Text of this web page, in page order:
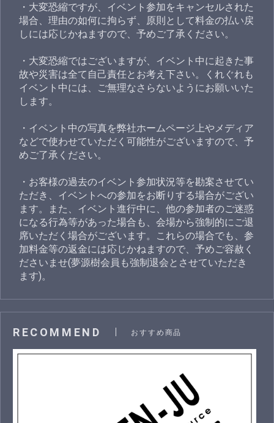
・大変恐縮ですが、イベント参加をキャンセルされた
場合、理由の如何に拘らず、原則として料金の払い戻
しには応じかねますので、予めご了承ください。
・大変恐縮ではございますが、イベント中に起きた事
故や災害は全て自己責任とお考え下さい。くれぐれも
イベント中には、ご無理なさらないようにお願いいた
します。
・イベント中の写真を弊社ホームページ上やメディア
などで使わせていただく可能性がございますので、予
めご了承ください。
・お客様の過去のイベント参加状況等を勘案させてい
ただき、イベントへの参加をお断りする場合がござい
ます。また、イベント進行中に、他の参加者のご迷惑
になる行為等があった場合も、会場から強制的にご退
席いただく場合がございます。これらの場合でも、参
加料金等の返金には応じかねますので、予めご容赦く
ださいませ(夢源樹会員も強制退会とさせていただき
ます)。
RECOMMEND おすすめ商品